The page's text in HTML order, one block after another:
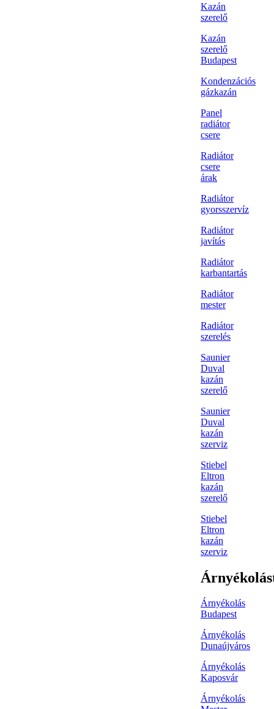
Kazán
szerelő
Kazán
szerelő
Budapest
Kondenzációs
gázkazán
Panel
radiátor
csere
Radiátor
csere
árak
Radiátor
gyorsszervíz
Radiátor
javítás
Radiátor
karbantartás
Radiátor
mester
Radiátor
szerelés
Saunier
Duval
kazán
szerelő
Saunier
Duval
kazán
szerviz
Stiebel
Eltron
kazán
szerelő
Stiebel
Eltron
kazán
szerviz
Árnyékolás
Budapest
Árnyékolás
Dunaújváros
Árnyékolás
Kaposvár
Árnyékolás